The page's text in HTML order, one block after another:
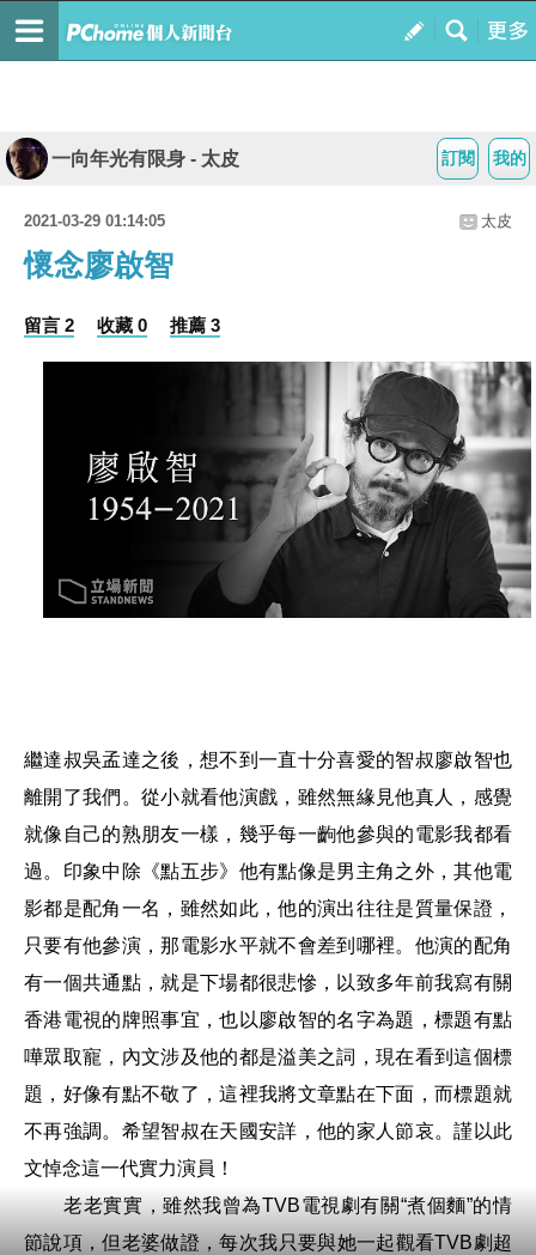
我的
訂閱
一向年光有限身 - 太皮
2021-03-29 01:14:05 太皮
懷念廖啟智
留言 2 收藏 0 推薦 3
繼達叔吳孟達之後，想不到一直十分喜愛的智叔廖啟智也
離開了我們。從小就看他演戲，雖然無緣見他真人，感覺
就像自己的熟朋友一樣，幾乎每一齣他參與的電影我都看
過。印象中除《點五步》他有點像是男主角之外，其他電
影都是配角一名，雖然如此，他的演出往往是質量保證，
只要有他參演，那電影水平就不會差到哪裡。他演的配角
有一個共通點，就是下場都很悲慘，以致多年前我寫有關
香港電視的牌照事宜，也以廖啟智的名字為題，標題有點
嘩眾取寵，內文涉及他的都是溢美之詞，現在看到這個標
題，好像有點不敬了，這裡我將文章點在下面，而標題就
不再強調。希望智叔在天國安詳，他的家人節哀。謹以此
文悼念這一代實力演員！
老老實實，雖然我曾為TVB電視劇有關“煮個麵”的情
節說項，但老婆做證，每次我只要與她一起觀看TVB劇超